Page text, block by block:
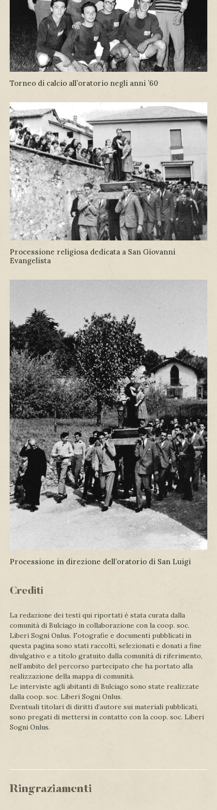
Torneo di calcio all’oratorio negli anni ’60
Processione religiosa dedicata a San Giovanni
Evangelista
Processione in direzione dell’oratorio di San Luigi
Crediti
La redazione dei testi qui riportati è stata curata dalla
comunità di Bulciago in collaborazione con la coop. soc.
Liberi Sogni Onlus. Fotografie e documenti pubblicati in
questa pagina sono stati raccolti, selezionati e donati a fine
divulgativo e a titolo gratuito dalla comunità di riferimento,
nell’ambito del percorso partecipato che ha portato alla
realizzazione della mappa di comunità.
Le interviste agli abitanti di Bulciago sono state realizzate
dalla coop. soc. Liberi Sogni Onlus.
Eventuali titolari di diritti d’autore sui materiali pubblicati,
sono pregati di mettersi in contatto con la coop. soc. Liberi
Sogni Onlus.
Ringraziamenti